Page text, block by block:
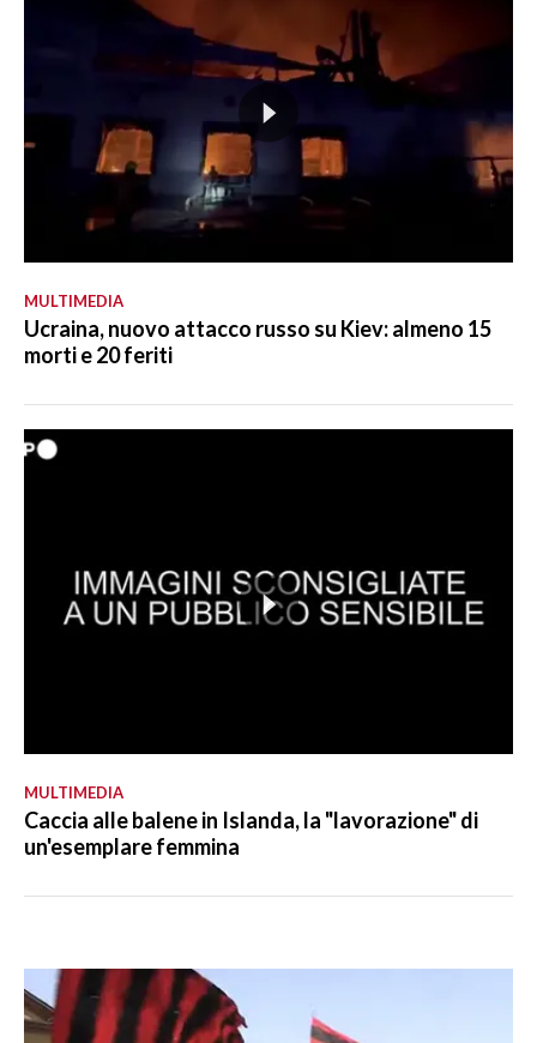
MULTIMEDIA
Ucraina, nuovo attacco russo su Kiev: almeno 15
morti e 20 feriti
MULTIMEDIA
Caccia alle balene in Islanda, la "lavorazione" di
un'esemplare femmina